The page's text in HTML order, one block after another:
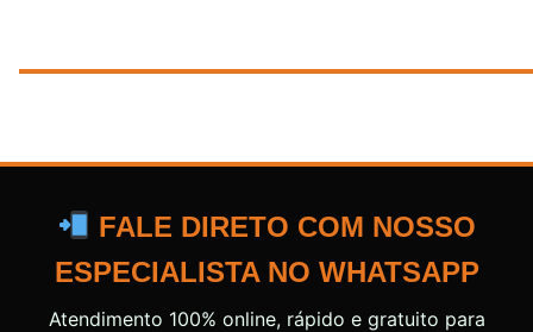
FALE DIRETO COM NOSSO
ESPECIALISTA NO WHATSAPP
Atendimento 100% online, rápido e gratuito para